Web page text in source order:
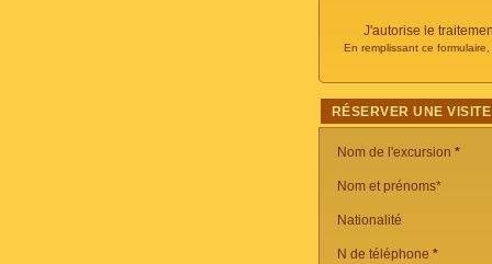
J'autorise le
En remplissant ce
RÉSERVER UNE
Nom de l'excursion *
Nom et prénoms*
Nationalité
N de téléphone *